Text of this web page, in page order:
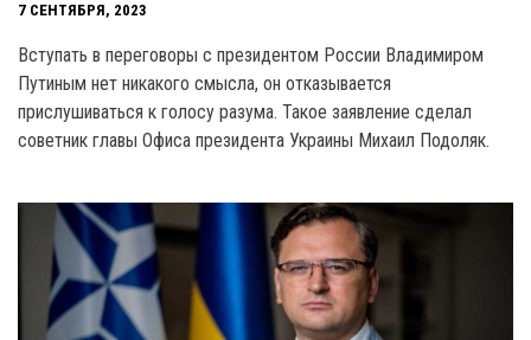
7 СЕНТЯБРЯ, 2023
Вступать в переговоры с президентом России Владимиром
Путиным нет никакого смысла, он отказывается
прислушиваться к голосу разума. Такое заявление сделал
советник главы Офиса президента Украины Михаил Подоляк.